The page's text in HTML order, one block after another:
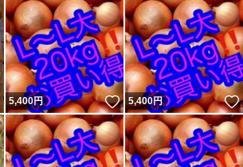
いいね！
5,400円 いいね！
5,400円